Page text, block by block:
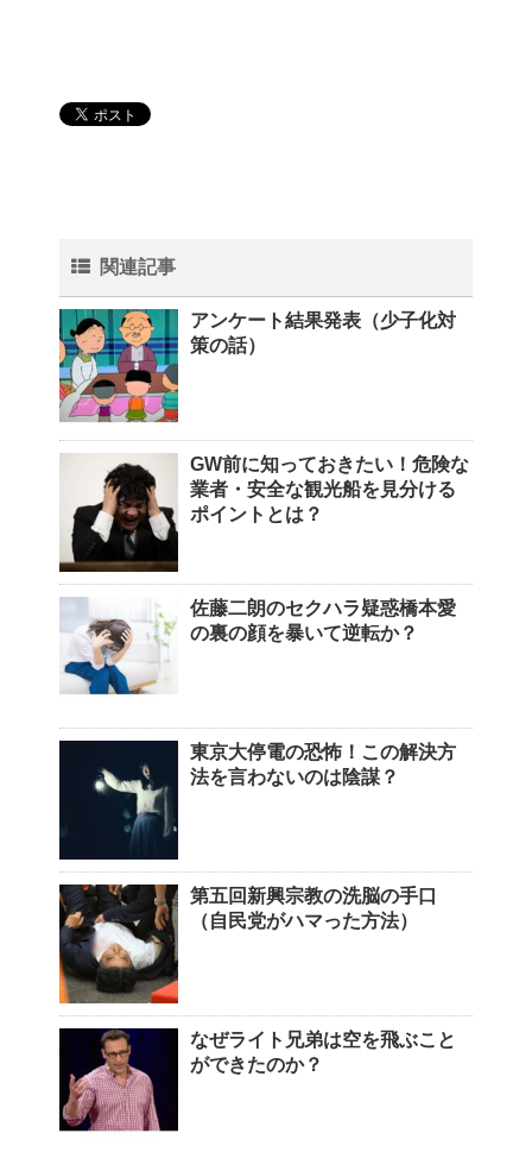
関連記事
アンケート結果発表（少子化対
策の話）
GW前に知っておきたい！危険な
業者・安全な観光船を見分ける
ポイントとは？
佐藤二朗のセクハラ疑惑橋本愛
の裏の顔を暴いて逆転か？
東京大停電の恐怖！この解決方
法を言わないのは陰謀？
第五回新興宗教の洗脳の手口
（自民党がハマった方法）
なぜライト兄弟は空を飛ぶこと
ができたのか？